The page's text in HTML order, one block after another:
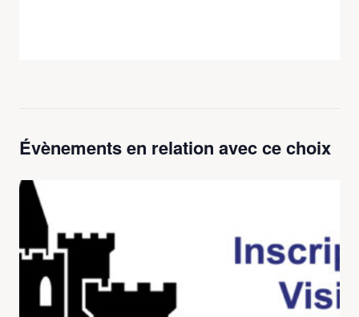
Évènements en relation avec ce choix